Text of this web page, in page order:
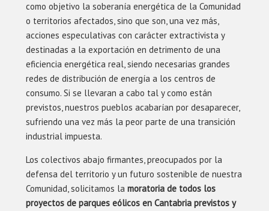
como objetivo la soberanía energética de la Comunidad
o territorios afectados, sino que son, una vez más,
acciones especulativas con carácter extractivista y
destinadas a la exportación en detrimento de una
eficiencia energética real, siendo necesarias grandes
redes de distribución de energía a los centros de
consumo. Si se llevaran a cabo tal y como están
previstos, nuestros pueblos acabarían por desaparecer,
sufriendo una vez más la peor parte de una transición
industrial impuesta.
Los colectivos abajo firmantes, preocupados por la
defensa del territorio y un futuro sostenible de nuestra
Comunidad, solicitamos la moratoria de todos los
proyectos de parques eólicos en Cantabria previstos y